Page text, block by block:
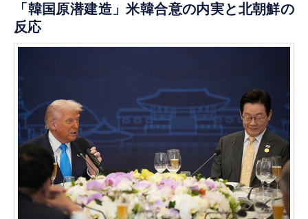
「韓国原潜建造」米韓合意の内実と北朝鮮の
反応